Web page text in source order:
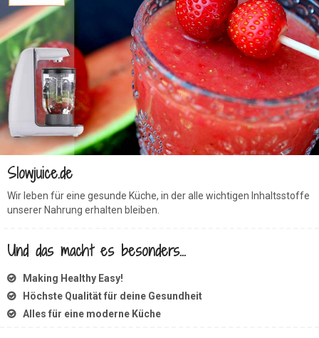
Slowjuice.de
Wir leben für eine gesunde Küche, in der alle wichtigen Inhaltsstoffe
unserer Nahrung erhalten bleiben.
Und das macht es besonders...
Making Healthy Easy!
Höchste Qualität für deine Gesundheit
Alles für eine moderne Küche